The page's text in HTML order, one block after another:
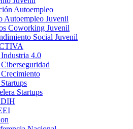
Autoempleo
Autoempleo Juvenil
Coworking Juvenil
Social Juvenil
4.0
Startups